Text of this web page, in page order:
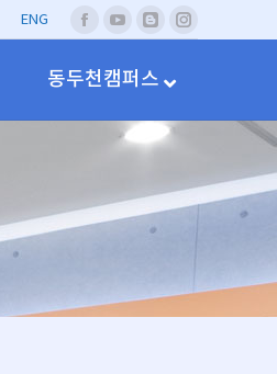
ENG
페
스
북
유
브
네
버
그
Instagram
동두천캠퍼스